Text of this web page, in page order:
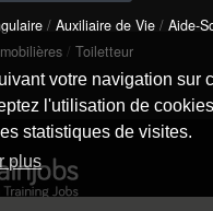
votre navigation sur
l'utilisation de
statistiques de visites.
plus
/ Auxiliaire de Vie / Aide-
/ Toiletteur